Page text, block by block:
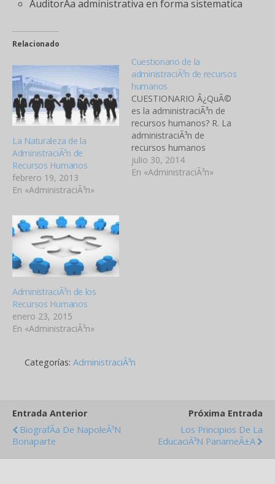
AuditorÃ­a administrativa en forma sistematica
Relacionado
La Naturaleza de la
AdministraciÃ³n de
Recursos Humanos
febrero 19, 2013
En «AdministraciÃ³n»
Cuestionario de la
administraciÃ³n de recursos
humanos
CUESTIONARIO Â¿QuÃ©
es la administraciÃ³n de
recursos humanos? R. La
administraciÃ³n de
recursos humanos
consiste en la planeaciÃ³n,
en la organizaciÃ³n, en el
julio 30, 2014
En «AdministraciÃ³n»
AdministraciÃ³n de los
Recursos Humanos
enero 23, 2015
En «AdministraciÃ³n»
Categorías: AdministraciÃ³n
Entrada Anterior
BiografÃ­a De NapoleÃ³n
Bonaparte
Próxima Entrada
Los Principios De La
EducaciÃ³n PanameÃ±a